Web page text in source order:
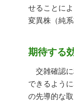
せることに
変異株（純
期待する
交雑確認に
できるよう
の先導的な